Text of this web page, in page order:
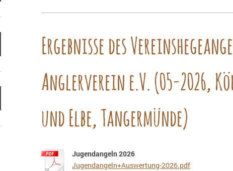
Ergebnisse des
Anglerverein e.V. (05-2026,
und Elbe, Tangermünde)
Jugendangeln 2026
Jugendangeln+Auswertung-2026.pdf